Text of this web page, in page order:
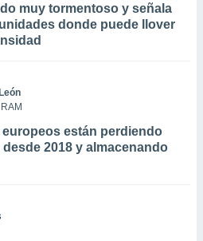
muy tormentoso y señala
donde puede llover
están perdiendo
2018 y almacenando